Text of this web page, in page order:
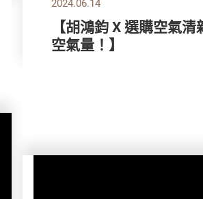
2024.06.14
【胡鴻鈞 X 選購空氣
空氣量！】